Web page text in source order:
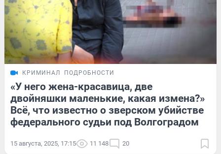
КРИМИНАЛ ПОДРОБНОСТИ
«У него жена-красавица, две
двойняшки маленькие, какая измена?»
Всё, что известно о зверском убийстве
федерального судьи под Волгоградом
15 августа, 2025, 17:15 11 148 20